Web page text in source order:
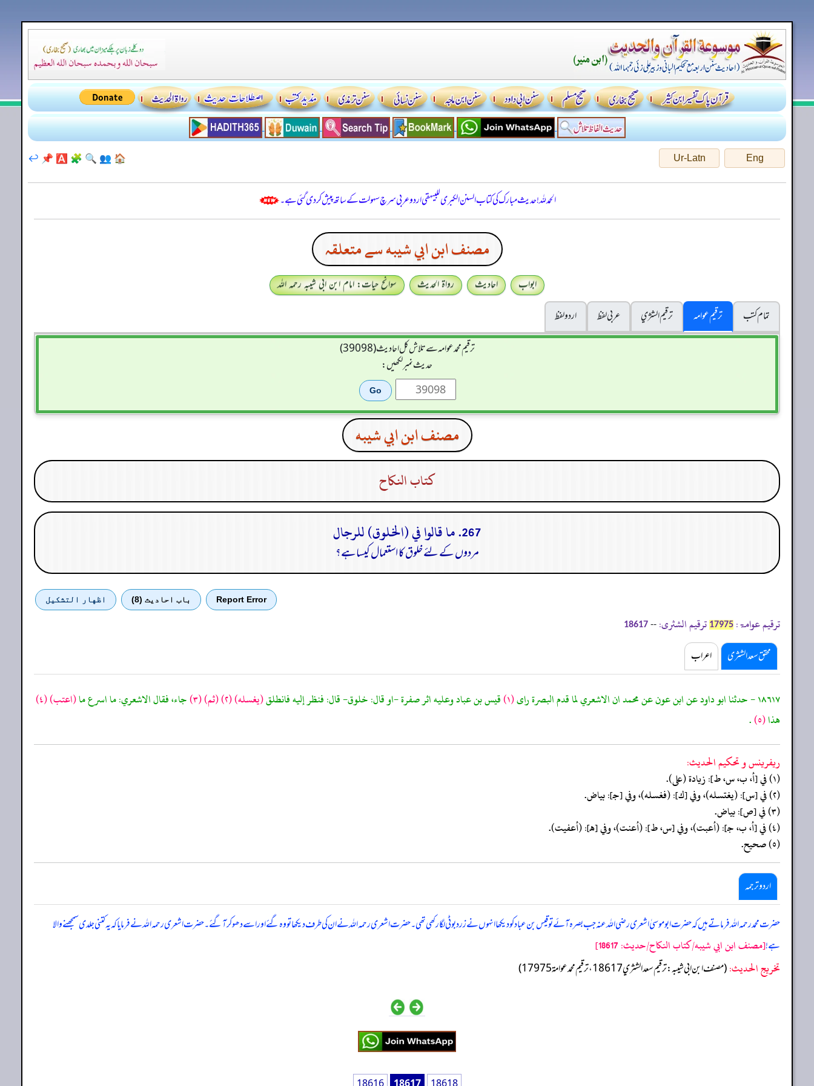
Eng
Ur-Latn
🏠
👥
🔍
🧩
🅰️
📌
↩️
الحمدللہ! حدیث مبارک کی کتاب السنن الكبرى للبيهقي اردو عربی سرچ سہولت کے ساتھ پیش کر دی گئی ہے۔
مصنف ابن ابي شيبه سے متعلقہ
ابواب احادیث رواۃ الحدیث
سوانح حیات: امام ابن ابی شیبہ رحمہ اللہ
تمام کتب
ترقیم عوامہ ترقيم الشژي عربی لفظ
اردو لفظ
ترقیم محمدعوامہ سے تلاش کل احادیث (39098)
حدیث نمبر لکھیں:
مصنف ابن ابي شيبه
كتاب النكاح
267. ما قالوا في (الخلوق) للرجال
مردوں کے لئے خلوق کا استعمال کیساہے؟
Report Error باب احادیث (8) اظهار التشكيل
ترقیم عوامۃ: 17975 ترقیم الشثری: --
18617
محقق سعد الشثری اعراب
١٨٦١٧ - حدثنا ابو داود عن ابن عون عن محمد ان الاشعري لما قدم البصرة راى (١) قيس بن عباد وعليه اثر صفرة -او قال: خلوق- قال: فنظر إليه فانطلق(يغسله)(٢) (ثم)(٣) جاء، فقال الاشعري: ما اسرع ما(اعتب)(٤)
هذا(٥) .
ريفرينس و تحكيم الحدیث:
(١) في [أ، ب، س، ط]: زيادة (على).
(٢) في [س]: (يغتسله)، وفي [ك]: (فغسله)، وفي [جـ]: بياض.
(٣) في [ص]: بياض.
(٤) في [أ، ب، جـ]: (أعبت)، وفي [س، ط]: (أعنت)، وفي [هـ]: (أعفيت).
(٥) صحيح.
اردو ترجمہ
حضرت محمد رحمہ اللہ فرماتے ہیں کہ حضرت ابو موسیٰ اشعری رضی اللہ عنہ جب بصرہ آئے تو قیس بن عباد کو دیکھا انہوں نے زرد بوٹی لگا رکھی تھی۔ حضرت اشعری رحمہ اللہ نے ان کی طرف دیکھا تو وہ گئے اور اسے دھو کر آگئے۔ حضرت اشعری رحمہ اللہ نے فرمایا کہ یہ کتنی جلدی سمجھنے والا
ہے![مصنف ابن ابي شيبه/كتاب النكاح/حدیث: 18617]
تخریج الحدیث:(مصنف ابن ابي شيبه: ترقيم سعد الشثري 18617، ترقيم محمد عوامة 17975)
18616 18617 18618